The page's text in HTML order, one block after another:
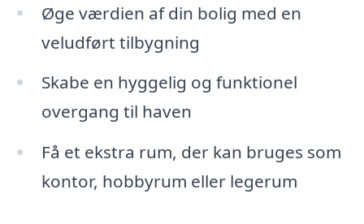
Øge værdien af din bolig med en
veludført tilbygning
Skabe en hyggelig og funktionel
overgang til haven
Få et ekstra rum, der kan bruges som
kontor, hobbyrum eller legerum